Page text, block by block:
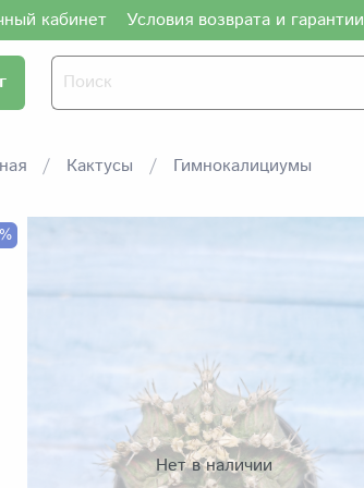
кабинет Условия возврата и гарантии
Кактусы Гимнокалициумы
Нет в наличии